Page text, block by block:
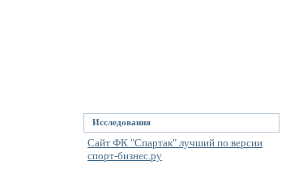
Исследования
Сайт ФК "Спартак" лучший по версии
спорт-бизнес.ру